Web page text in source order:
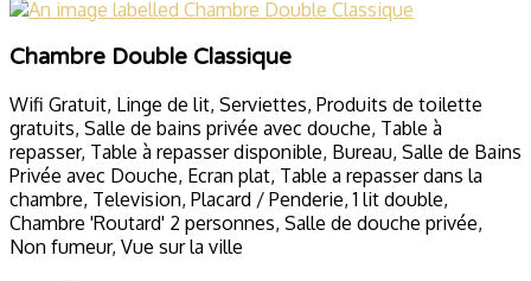
Chambre Double Classique
Wifi Gratuit, Linge de lit, Serviettes, Produits de toilette
gratuits, Salle de bains privée avec douche, Table à
repasser, Table à repasser disponible, Bureau, Salle de Bains
Privée avec Douche, Ecran plat, Table a repasser dans la
chambre, Television, Placard / Penderie, 1 lit double,
Chambre 'Routard' 2 personnes, Salle de douche privée,
Non fumeur, Vue sur la ville